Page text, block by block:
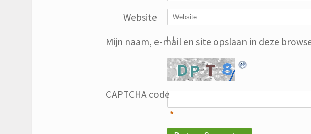
Website
Mijn naam, e-mail en site opslaan in deze
CAPTCHA code
*